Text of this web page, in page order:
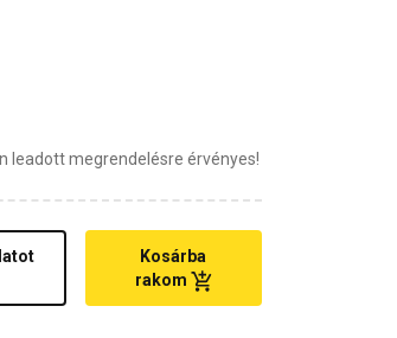
leadott megrendelésre érvényes!
Kosárba
rakom